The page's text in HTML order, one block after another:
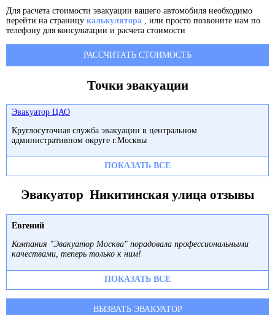
Для расчета стоимости эвакуации вашего автомобиля необходимо
перейти на страницу калькулятора , или просто позвоните нам по
телефону для консультации и расчета стоимости
РАССЧИТАТЬ СТОИМОСТЬ
Точки эвакуации
Эвакуатор ЦАО
Круглосуточная служба эвакуации в центральном
административном округе г.Москвы
ПОКАЗАТЬ ВСЕ
Эвакуатор Никитинская улица отзывы
Евгений
Компания "Эвакуатор Москва" порадовала профессиональными
качествами, теперь только к ним!
ПОКАЗАТЬ ВСЕ
ВЫЗВАТЬ ЭВАКУАТОР